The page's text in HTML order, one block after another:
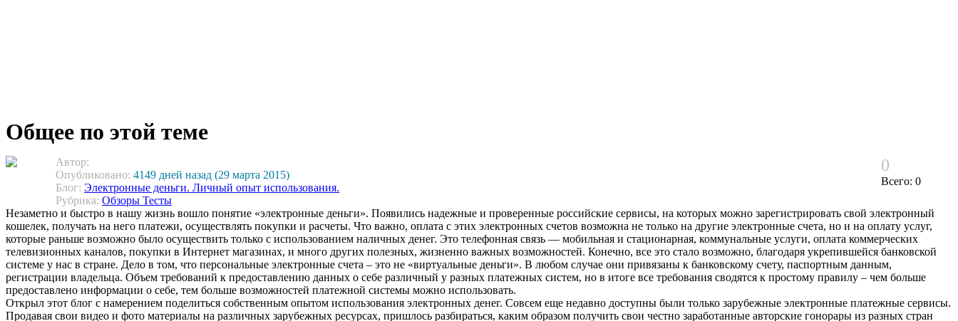
Общее по этой теме
Автор:
Опубликовано: 4149 дней назад (29 марта 2015)
Блог: Электронные деньги. Личный опыт использования.
Рубрика: Обзоры Тесты
0
Всего: 0
Незаметно и быстро в нашу жизнь вошло понятие «электронные деньги». Появились надежные и проверенные российские сервисы, на которых можно зарегистрировать свой электронный
кошелек, получать на него платежи, осуществлять покупки и расчеты. Что важно, оплата с этих электронных счетов возможна не только на другие электронные счета, но и на оплату услуг,
которые раньше возможно было осуществить только с использованием наличных денег. Это телефонная связь — мобильная и стационарная, коммунальные услуги, оплата коммерческих
телевизионных каналов, покупки в Интернет магазинах, и много других полезных, жизненно важных возможностей. Конечно, все это стало возможно, благодаря укрепившейся банковской
системе у нас в стране. Дело в том, что персональные электронные счета – это не «виртуальные деньги». В любом случае они привязаны к банковскому счету, паспортным данным,
регистрации владельца. Объем требований к предоставлению данных о себе различный у разных платежных систем, но в итоге все требования сводятся к простому правилу – чем больше
предоставлено информации о себе, тем больше возможностей платежной системы можно использовать.
Открыл этот блог с намерением поделиться собственным опытом использования электронных денег. Совсем еще недавно доступны были только зарубежные электронные платежные сервисы.
Продавая свои видео и фото материалы на различных зарубежных ресурсах, пришлось разбираться, каким образом получить свои честно заработанные авторские гонорары из разных стран